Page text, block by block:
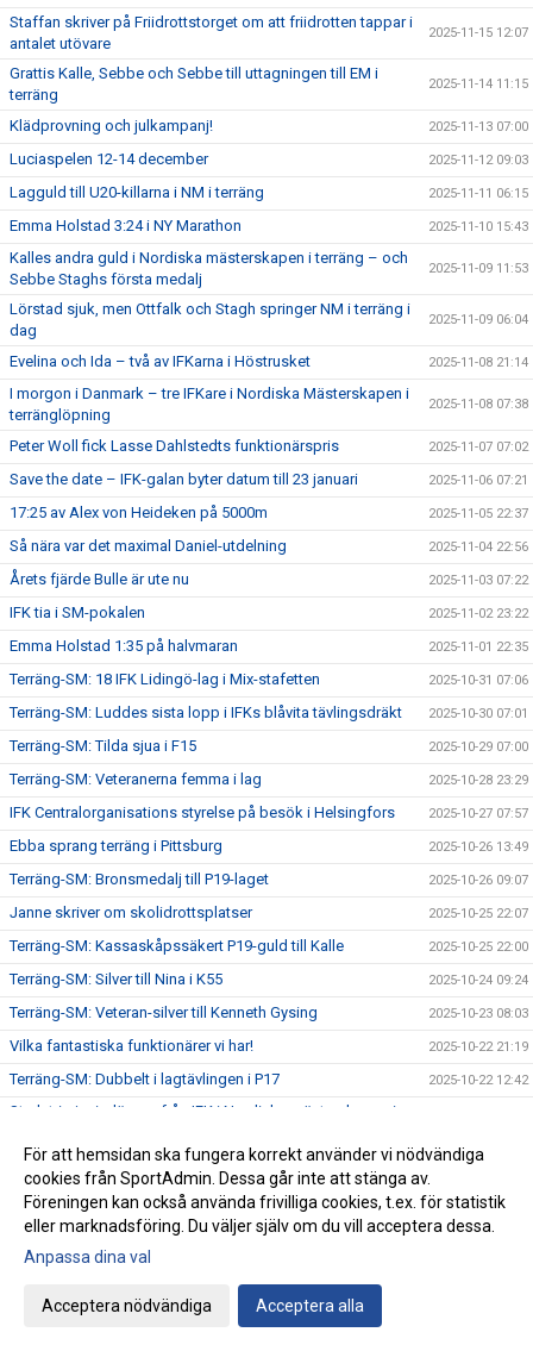
Staffan skriver på Friidrottstorget om att friidrotten tappar i
antalet utövare
2025-11-15 12:07
Grattis Kalle, Sebbe och Sebbe till uttagningen till EM i
terräng
2025-11-14 11:15
Klädprovning och julkampanj! 2025-11-13 07:00
Luciaspelen 12-14 december 2025-11-12 09:03
Lagguld till U20-killarna i NM i terräng 2025-11-11 06:15
Emma Holstad 3:24 i NY Marathon 2025-11-10 15:43
Kalles andra guld i Nordiska mästerskapen i terräng – och
Sebbe Staghs första medalj
2025-11-09 11:53
Lörstad sjuk, men Ottfalk och Stagh springer NM i terräng i
dag
2025-11-09 06:04
Evelina och Ida – två av IFKarna i Höstrusket 2025-11-08 21:14
I morgon i Danmark – tre IFKare i Nordiska Mästerskapen i
terränglöpning
2025-11-08 07:38
Peter Woll fick Lasse Dahlstedts funktionärspris 2025-11-07 07:02
Save the date – IFK-galan byter datum till 23 januari 2025-11-06 07:21
17:25 av Alex von Heideken på 5000m 2025-11-05 22:37
Så nära var det maximal Daniel-utdelning 2025-11-04 22:56
Årets fjärde Bulle är ute nu 2025-11-03 07:22
IFK tia i SM-pokalen 2025-11-02 23:22
Emma Holstad 1:35 på halvmaran 2025-11-01 22:35
Terräng-SM: 18 IFK Lidingö-lag i Mix-stafetten 2025-10-31 07:06
Terräng-SM: Luddes sista lopp i IFKs blåvita tävlingsdräkt 2025-10-30 07:01
Terräng-SM: Tilda sjua i F15 2025-10-29 07:00
Terräng-SM: Veteranerna femma i lag 2025-10-28 23:29
IFK Centralorganisations styrelse på besök i Helsingfors 2025-10-27 07:57
Ebba sprang terräng i Pittsburg 2025-10-26 13:49
Terräng-SM: Bronsmedalj till P19-laget 2025-10-26 09:07
Janne skriver om skolidrottsplatser 2025-10-25 22:07
Terräng-SM: Kassaskåpssäkert P19-guld till Kalle 2025-10-25 22:00
Terräng-SM: Silver till Nina i K55 2025-10-24 09:24
Terräng-SM: Veteran-silver till Kenneth Gysing 2025-10-23 08:03
Vilka fantastiska funktionärer vi har! 2025-10-22 21:19
Terräng-SM: Dubbelt i lagtävlingen i P17 2025-10-22 12:42
Stark trio juniorlöpare från IFK i Nordiska mästerskapen i
Terräng-SM: Samuels första USM-guld 2025-10-21 07:48
Terräng-SM: Trippelseger i P16 2025-10-20 14:35
Terräng-SM: Överlägsen Sebbeseger i P17 2025-10-19 22:34
Andreas Movin nära att kliva under tretimmarsgränsen i
Terräng-SM: Nära, nära senior-SM-guld för Kalle
För att hemsidan ska fungera korrekt använder vi nödvändiga
cookies från SportAdmin. Dessa går inte att stänga av.
Föreningen kan också använda frivilliga cookies, t.ex. för statistik
eller marknadsföring. Du väljer själv om du vill acceptera dessa.
Anpassa dina val
Acceptera nödvändiga Acceptera alla